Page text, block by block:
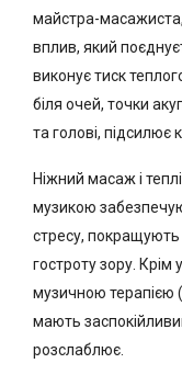
майстра-
вплив, який
виконує тиск
біля очей, точки
та голові, підсилює
Ніжний масаж і
музикою
стресу, покращують
гостроту зору. Крім
музичною терапією
мають
розслаблює.